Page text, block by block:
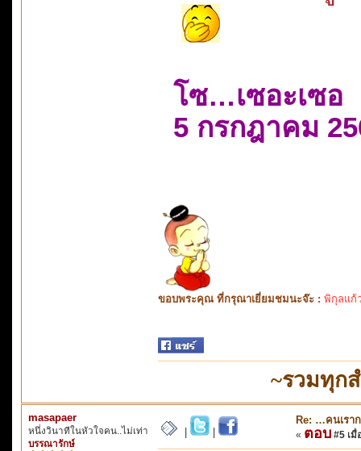
โซ…เซอะเซอ
5 กรกฎาคม
ขอบพระคุณ ที่กรุณาเยี่ยมชมนะจ๊ะ : พิกุลแก้
~รวมทุก
masapaer
หนึ่งวินาทีในหัวใจคน..ไม่เท่า
บรรณารักษ์
Re: …คนเรา
« ตอบ #5 เมื่